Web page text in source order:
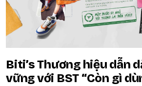
Biti’s Thương hiệu dẫn
vững với BST “Còn gì